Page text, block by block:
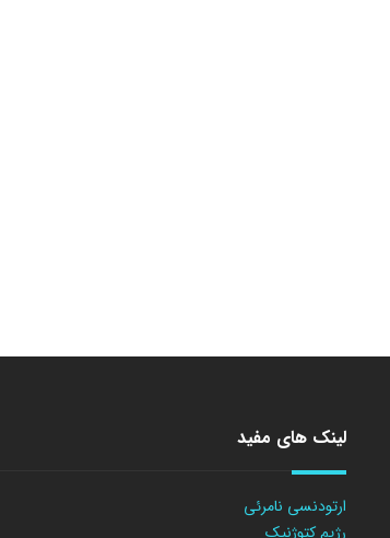
لینک های مفید
ارتودنسی نامرئی
رژیم کتوژنیک